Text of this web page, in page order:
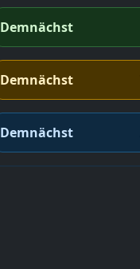
Demnächst
Demnächst
Demnächst